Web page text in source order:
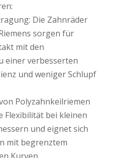
Die Zahnräder
sorgen für
mit den
einer verbesserten
und weniger Schlupf
Polyzahnkeilriemen
Flexibilität bei kleinen
und eignet sich
mit begrenztem